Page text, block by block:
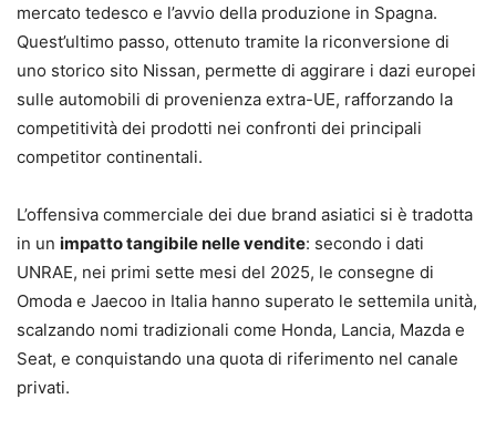
mercato tedesco e l’avvio della produzione in Spagna.
Quest’ultimo passo, ottenuto tramite la riconversione di
uno storico sito Nissan, permette di aggirare i dazi europei
sulle automobili di provenienza extra-UE, rafforzando la
competitività dei prodotti nei confronti dei principali
competitor continentali.
L’offensiva commerciale dei due brand asiatici si è tradotta
in un impatto tangibile nelle vendite: secondo i dati
UNRAE, nei primi sette mesi del 2025, le consegne di
Omoda e Jaecoo in Italia hanno superato le settemila unità,
scalzando nomi tradizionali come Honda, Lancia, Mazda e
Seat, e conquistando una quota di riferimento nel canale
privati.